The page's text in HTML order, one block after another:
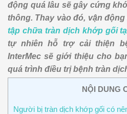
động quá lâu sẽ gây cứng
thông. Thay vào đó, vận
tập chữa tràn dịch khớp gối
tự nhiên hỗ trợ cải thiện
InterMec sẽ giới thiệu cho
quá trình điều trị bệnh tràn
NỘI DUNG
Người bị tràn dịch khớp gối có